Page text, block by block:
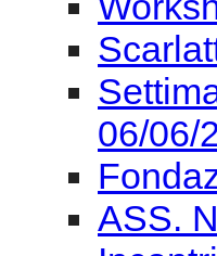
06/06/
ASS.